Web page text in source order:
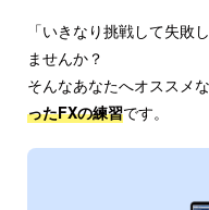
「いきなり挑戦して失敗
ませんか？
そんなあなたへオススメな
ったFXの練習です。